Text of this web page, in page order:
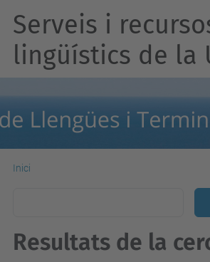
Serveis i
lingüístics de la
Inici
Resultats de la